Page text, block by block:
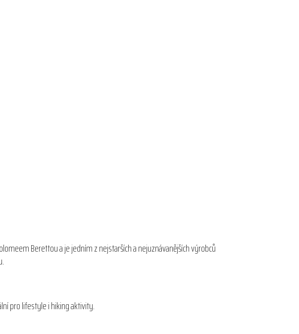
Berettou a je jedním z nejstarších a nejuznávanějších výrobců
pro lifestyle i hiking aktivity.